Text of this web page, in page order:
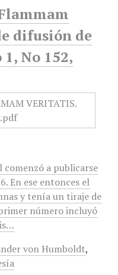
difusión de
No 152,
comenzó a publicarse
En ese entonces el
y tenía un tiraje de
número incluyó
von Humboldt,